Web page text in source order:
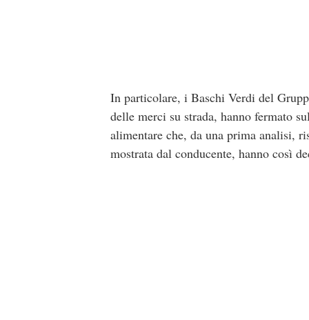
In particolare, i Baschi Verdi del
delle merci su strada, hanno fermato
alimentare che, da una prima analisi,
mostrata dal conducente, hanno così